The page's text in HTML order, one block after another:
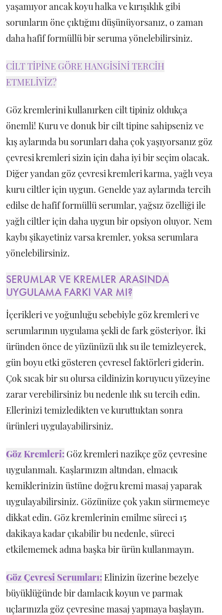
yaşamıyor ancak koyu halka ve kırışıklık gibi
sorunların öne çıktığını düşünüyorsanız, o zaman
daha hafif formüllü bir seruma yönelebilirsiniz.
CİLT TİPİNE GÖRE HANGİSİNİ TERCİH
ETMELİYİZ?
Göz kremlerini kullanırken cilt tipiniz oldukça
önemli! Kuru ve donuk bir cilt tipine sahipseniz ve
kış aylarında bu sorunları daha çok yaşıyorsanız göz
çevresi kremleri sizin için daha iyi bir seçim olacak.
Diğer yandan göz çevresi kremleri karma, yağlı veya
kuru ciltler için uygun. Genelde yaz aylarında tercih
edilse de hafif formüllü serumlar, yağsız özelliği ile
yağlı ciltler için daha uygun bir opsiyon oluyor. Nem
kaybı şikayetiniz varsa kremler, yoksa serumlara
yönelebilirsiniz.
SERUMLAR VE KREMLER ARASINDA
UYGULAMA FARKI VAR MI?
İçerikleri ve yoğunluğu sebebiyle göz kremleri ve
serumlarının uygulama şekli de fark gösteriyor. İki
üründen önce de yüzünüzü ılık su ile temizleyerek,
gün boyu etki gösteren çevresel faktörleri giderin.
Çok sıcak bir su olursa cildinizin koruyucu yüzeyine
zarar verebilirsiniz bu nedenle ılık su tercih edin.
Ellerinizi temizledikten ve kuruttuktan sonra
ürünleri uygulayabilirsiniz.
Göz Kremleri: Göz kremleri nazikçe göz çevresine
uygulanmalı. Kaşlarınızın altından, elmacık
kemiklerinizin üstüne doğru kremi masaj yaparak
uygulayabilirsiniz. Gözünüze çok yakın sürmemeye
dikkat edin. Göz kremlerinin emilme süreci 15
dakikaya kadar çıkabilir bu nedenle, süreci
etkilememek adına başka bir ürün kullanmayın.
Göz Çevresi Serumları: Elinizin üzerine bezelye
büyüklüğünde bir damlacık koyun ve parmak
uçlarınızla göz çevresine masaj yapmaya başlayın.